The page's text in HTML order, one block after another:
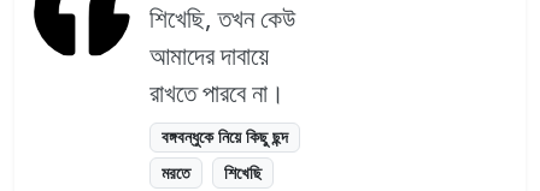
শিখেছি, তখন কেউ
আমাদের দাবায়ে
রাখতে পারবে না।
বঙ্গবন্ধুকে নিয়ে কিছু ছন্দ
মরতে
শিখেছি